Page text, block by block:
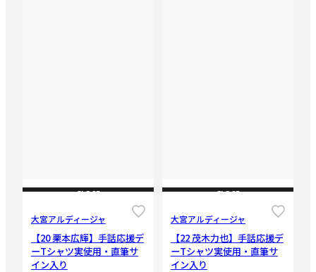
CLOSE
大宮アルディージャ
【20 栗本広輝】手話応援デ
ーTシャツ実使用・直筆サ
イン入り
CLOSE
大宮アルディージャ
【22 茂木力也】手話応援デ
ーTシャツ実使用・直筆サ
イン入り